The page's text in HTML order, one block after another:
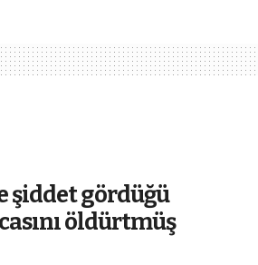
şiddet gördüğü
öldürtmüş